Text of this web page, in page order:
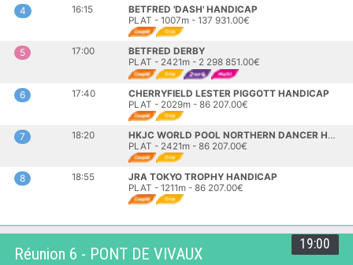
4 16:15
BETFRED 'DASH' HANDICAP
PLAT - 1007m - 137 931.00€
5 17:00
BETFRED DERBY
PLAT - 2421m - 2 298 851.00€
6 17:40
CHERRYFIELD LESTER PIGGOTT HANDICAP
PLAT - 2029m - 86 207.00€
7 18:20
HKJC WORLD POOL NORTHERN DANCER HANDICAP
PLAT - 2421m - 86 207.00€
8 18:55
JRA TOKYO TROPHY HANDICAP
PLAT - 1211m - 86 207.00€
19:00
Réunion 6 - PONT DE VIVAUX